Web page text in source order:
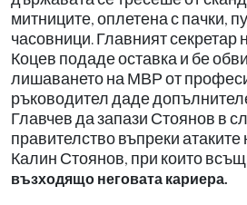
митниците, оплетена с пачки,
часовници. Главният
Коцев подаде оставка и бе
лишаването на МВР от
ръководител даде
Главчев да запази Стоянов в
правителство въпреки
Калин Стоянов, при които
възходящо неговата кариера.